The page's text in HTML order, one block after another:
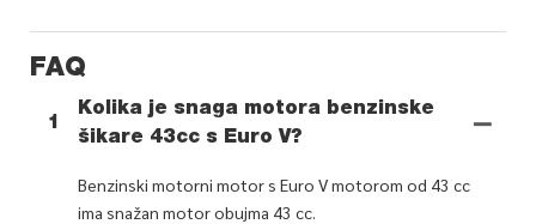
FAQ
1
Kolika je snaga motora benzinske
šikare 43cc s Euro V?
Benzinski motorni motor s Euro V motorom od 43 cc
ima snažan motor obujma 43 cc.